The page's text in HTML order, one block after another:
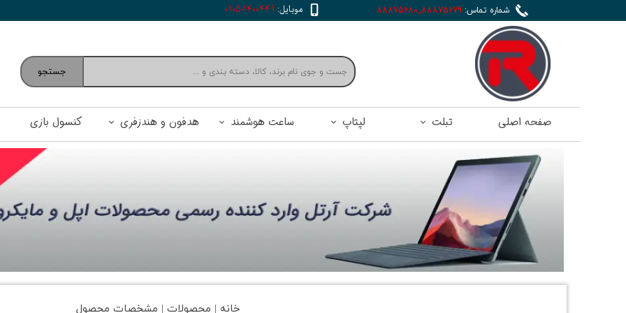
جستجو
شماره تماس: 88875679_88875680 موبایل:1400449-0905
صفحه اصلی تبلت لپتاپ ساعت هوشمند هدفون و هندزفری کنسول بازی
خانه | محصولات | مشخصات محصول